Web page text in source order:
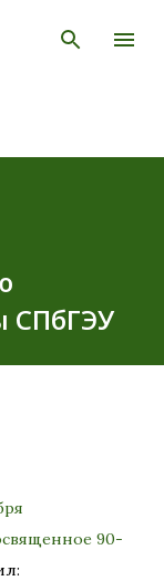
СПбГЭУ
90-